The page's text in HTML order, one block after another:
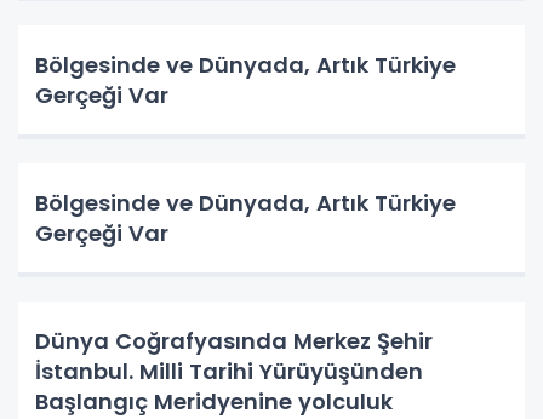
Bölgesinde ve Dünyada, Artık Türkiye
Gerçeği Var
Bölgesinde ve Dünyada, Artık Türkiye
Gerçeği Var
Dünya Coğrafyasında Merkez Şehir
İstanbul. Milli Tarihi Yürüyüşünden
Başlangıç Meridyenine yolculuk